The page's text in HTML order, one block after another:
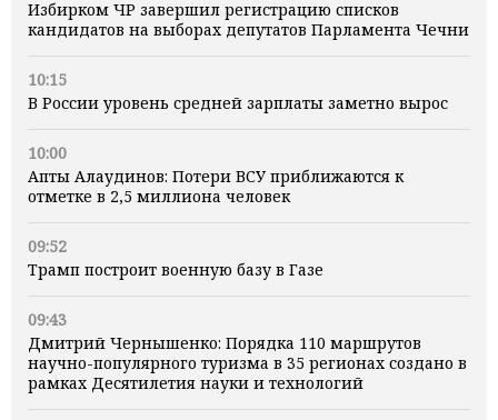
Избирком ЧР завершил регистрацию списков
кандидатов на выборах депутатов Парламента Чечни
10:15
В России уровень средней зарплаты заметно вырос
10:00
Апты Алаудинов: Потери ВСУ приближаются к
отметке в 2,5 миллиона человек
09:52
Трамп построит военную базу в Газе
09:43
Дмитрий Чернышенко: Порядка 110 маршрутов
научно-популярного туризма в 35 регионах создано в
рамках Десятилетия науки и технологий